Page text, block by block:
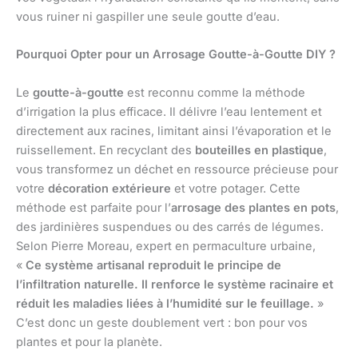
vous ruiner ni gaspiller une seule goutte d’eau.
Pourquoi Opter pour un Arrosage Goutte-à-Goutte DIY ?
Le goutte-à-goutte est reconnu comme la méthode
d’irrigation la plus efficace. Il délivre l’eau lentement et
directement aux racines, limitant ainsi l’évaporation et le
ruissellement. En recyclant des bouteilles en plastique,
vous transformez un déchet en ressource précieuse pour
votre décoration extérieure et votre potager. Cette
méthode est parfaite pour l’arrosage des plantes en pots,
des jardinières suspendues ou des carrés de légumes.
Selon Pierre Moreau, expert en permaculture urbaine,
« Ce système artisanal reproduit le principe de
l’infiltration naturelle. Il renforce le système racinaire et
réduit les maladies liées à l’humidité sur le feuillage. »
C’est donc un geste doublement vert : bon pour vos
plantes et pour la planète.